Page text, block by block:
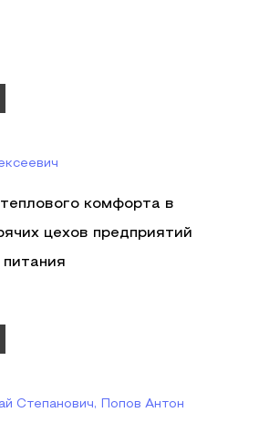
комфорта в
цехов предприятий
Степанович, Попов Антон